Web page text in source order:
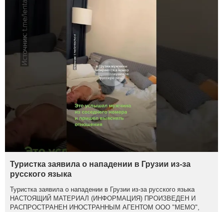
Туристка заявила о нападении в Грузии из-за
русского языка
Туристка заявила о нападении в Грузии из-за русского языка
НАСТОЯЩИЙ МАТЕРИАЛ (ИНФОРМАЦИЯ) ПРОИЗВЕДЕН И
РАСПРОСТРАНЕН ИНОСТРАННЫМ АГЕНТОМ ООО "МЕМО",